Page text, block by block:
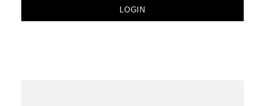
LOGIN